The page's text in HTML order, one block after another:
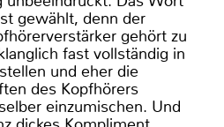
gewählt, denn der
gehört zu
fast vollständig in
und eher die
des Kopfhörers
einzumischen. Und